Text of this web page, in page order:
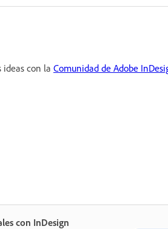
ideas con la Comunidad de Adobe
con InDesign